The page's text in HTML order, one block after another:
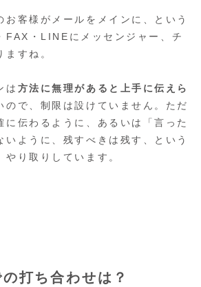
お客様がメールをメインに、という
FAX・LINEにメッセンジャー、チ
ますね。
は 方法に無理があると上手に伝えら
ので、制限は設けていません。ただ
に伝わるように、あるいは「言った
いように、残すべきは残す、という
やり取りしています。
打ち合わせは？